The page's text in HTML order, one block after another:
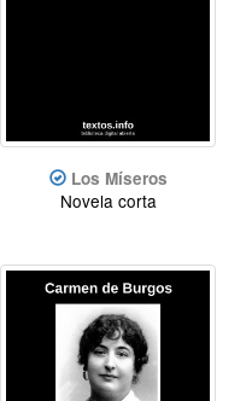
Los Míseros
Novela corta